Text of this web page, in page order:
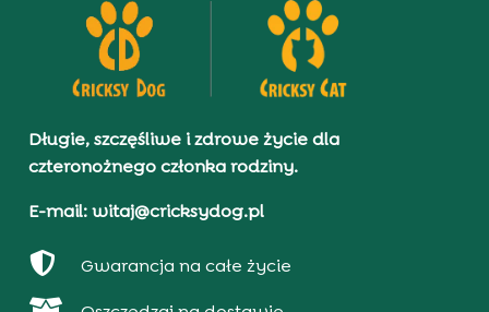
Długie, szczęśliwe i zdrowe życie dla
czteronożnego członka rodziny.
E-mail: witaj@cricksydog.pl
 Gwarancja na całe życie